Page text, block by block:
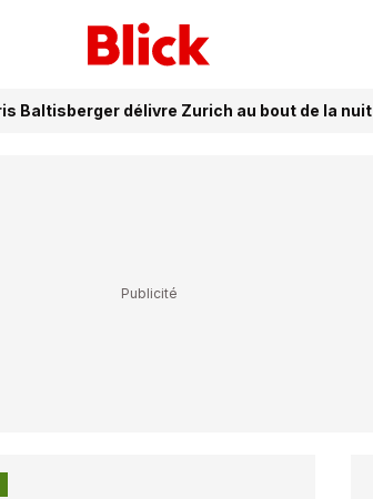
Baltisberger délivre Zurich au bout de la nuit